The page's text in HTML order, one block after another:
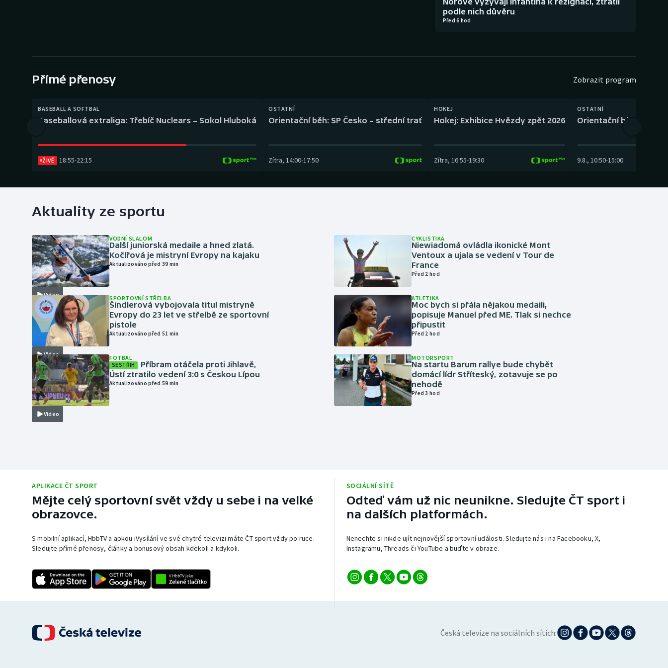
Gymnastika Plážový volejbal
podle nich důvěru
Před 6 hod
Přímé přenosy Zobrazit program
BASEBALL A SOFTBAL
Baseballová extraliga: Třebíč Nuclears – Sokol Hluboká
ŽIVĚ 18:55-22:15
OSTATNÍ
Orientační běh: SP Česko – střední trať
Zítra, 14:00-17:50
HOKEJ
Hokej: Exhibice Hvězdy zpět 2026
Zítra, 16:55-19:30
OSTATNÍ
Orientační běh: SP
9.8., 10:50-15:00
Aktuality ze sportu
Video
VODNÍ SLALOM
Další juniorská medaile a hned zlatá.
Kočířová je mistryní Evropy na kajaku
Aktualizováno před 39 min
Video
SPORTOVNÍ STŘELBA
Šindlerová vybojovala titul mistryně
Evropy do 23 let ve střelbě ze sportovní
pistole
Aktualizováno před 51 min
Video
FOTBAL
SESTŘIH
Příbram otáčela proti Jihlavě,
Ústí ztratilo vedení 3:0 s Českou Lípou
Aktualizováno před 59 min
CYKLISTIKA
Niewiadomá ovládla ikonické Mont
Ventoux a ujala se vedení v Tour de
France
Před 2 hod
ATLETIKA
Moc bych si přála nějakou medaili,
popisuje Manuel před ME. Tlak si nechce
připustit
Před 2 hod
MOTORSPORT
Na startu Barum rallye bude chybět
domácí lídr Stříteský, zotavuje se po
nehodě
Před 3 hod
APLIKACE ČT SPORT
Mějte celý sportovní svět vždy u sebe i na velké
obrazovce.
S mobilní aplikací, HbbTV a apkou iVysílání ve své chytré televizi máte ČT sport vždy po ruce.
Sledujte přímé přenosy, články a bonusový obsah kdekoli a kdykoli.
SOCIÁLNÍ SÍTĚ
Odteď vám už nic neunikne. Sledujte ČT sport i
na dalších platformách.
Nenechte si nikde ujít nejnovější sportovní události. Sledujte nás i na Facebooku, X,
Instagramu, Threads či YouTube a buďte v obraze.
Česká televize na sociálních sítích: